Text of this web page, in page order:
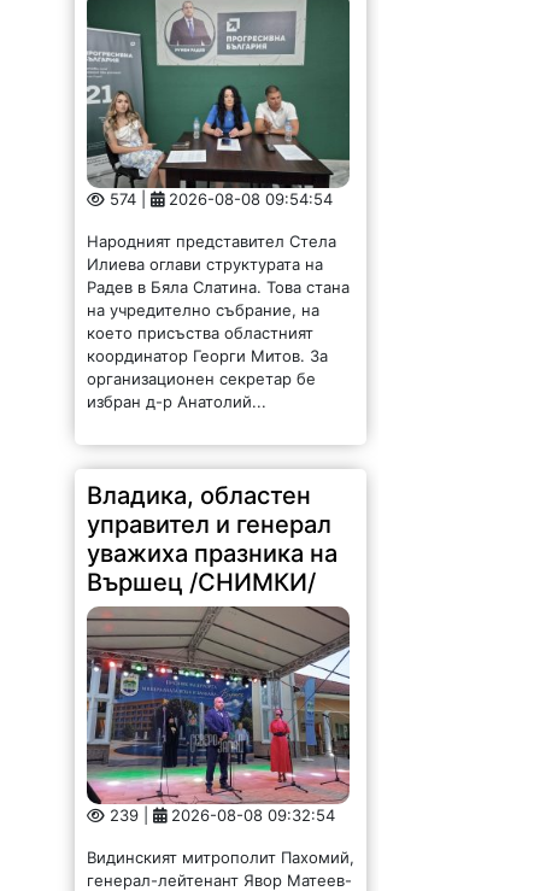
574 | 2026-08-08 09:54:54
Народният представител Стела
Илиева оглави структурата на
Радев в Бяла Слатина. Това стана
на учредително събрание, на
което присъства областният
координатор Георги Митов. За
организационен секретар бе
избран д-р Анатолий...
Владика, областен
управител и генерал
уважиха празника на
Вършец /СНИМКИ/
239 | 2026-08-08 09:32:54
Видинският митрополит Пахомий,
генерал-лейтенант Явор Матеев-